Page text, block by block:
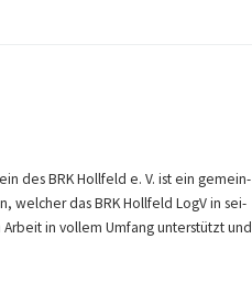
des BRK Holl­feld e. V. ist ein gemein­
wel­cher das BRK Holl­feld LogV in sei­
in vol­lem Umfang unter­stützt und